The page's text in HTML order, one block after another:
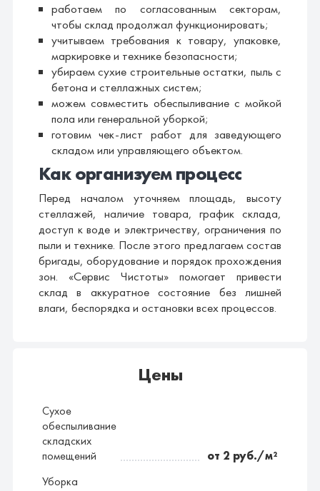
работаем по согласованным секторам,
чтобы склад продолжал функционировать;
учитываем требования к товару, упаковке,
маркировке и технике безопасности;
убираем сухие строительные остатки, пыль с
бетона и стеллажных систем;
можем совместить обеспыливание с мойкой
пола или генеральной уборкой;
готовим чек-лист работ для заведующего
складом или управляющего объектом.
Как организуем процесс
Перед началом уточняем площадь, высоту
стеллажей, наличие товара, график склада,
доступ к воде и электричеству, ограничения по
пыли и технике. После этого предлагаем состав
бригады, оборудование и порядок прохождения
зон. «Сервис Чистоты» помогает привести
склад в аккуратное состояние без лишней
влаги, беспорядка и остановки всех процессов.
Цены
Сухое
обеспыливание
складских
помещений
от 2 руб./м²
Уборка